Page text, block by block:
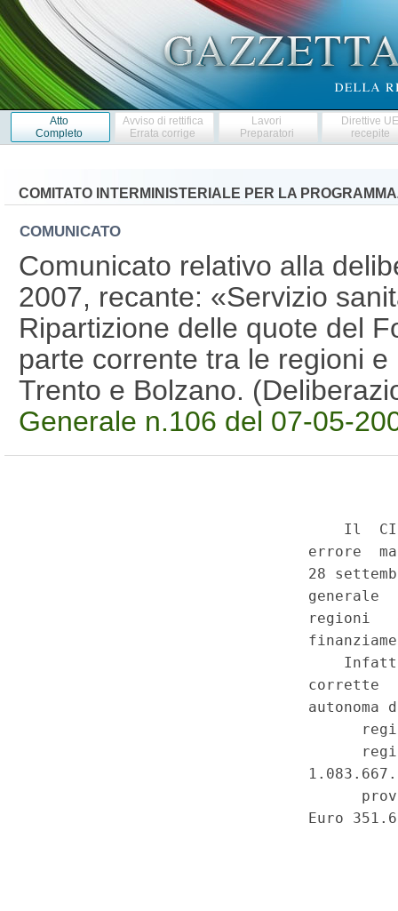
Atto
Completo
Avviso di rettifica
Errata corrige
Lavori
Preparatori
Direttive
recepite
COMITATO INTERMINISTERIALE PER LA
COMUNICATO
Comunicato relativo alla
2007, recante: «Servizio
Ripartizione delle quote del
parte corrente tra le regioni
Trento e Bolzano.
Generale n.106 del 07-05-